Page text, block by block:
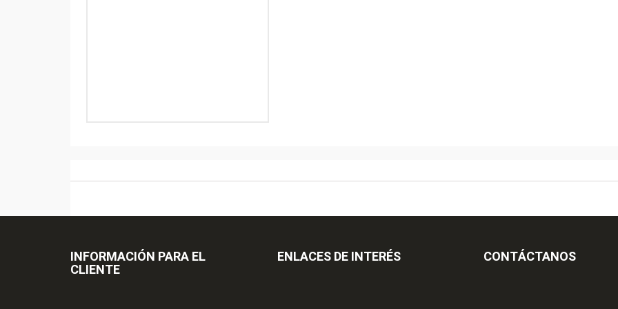
INFORMACIÓN PARA EL
CLIENTE
ENLACES DE INTERÉS CONTÁCTANOS